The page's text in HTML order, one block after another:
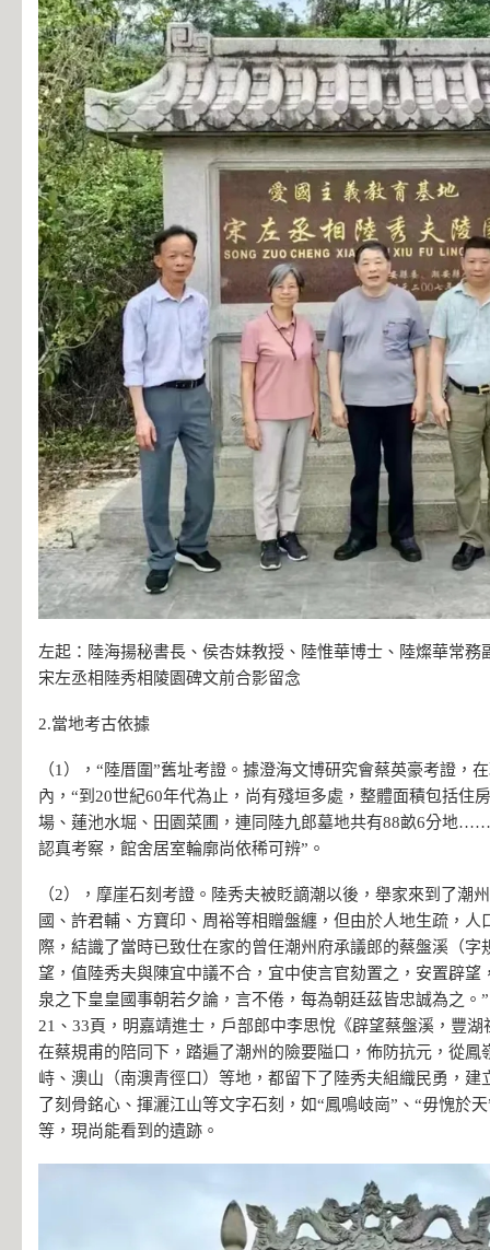
左起：陸海揚秘書長、侯杏妹教授、陸惟華博士、陸燦華常務
宋左丞相陸秀相陵園碑文前合影留念
2.當地考古依據
（1），“陸厝圍”舊址考證。據澄海文博研究會蔡英豪考證，
內，“到20世紀60年代為止，尚有殘垣多處，整體面積包括住
場、蓮池水堀、田園菜圃，連同陸九郎墓地共有88畝6分地
認真考察，館舍居室輪廓尚依稀可辨”。
（2），摩崖石刻考證。陸秀夫被貶謫潮以後，舉家來到了潮
國、許君輔、方寶印、周裕等相贈盤纏，但由於人地生疏，人
際，結識了當時已致仕在家的曾任潮州府承議郎的蔡盤溪（字
望，值陸秀夫與陳宜中議不合，宜中使言官劾置之，安置辟望
泉之下皇皇國事朝若夕論，言不倦，每為朝廷茲皆忠誠為之。
21、33頁，明嘉靖進士，戶部郎中李思悅《辟望蔡盤溪，豐
在蔡規甫的陪同下，踏遍了潮州的險要隘口，佈防抗元，從鳳
峙、澳山（南澳青徑口）等地，都留下了陸秀夫組織民勇，建
了刻骨銘心、揮灑江山等文字石刻，如“鳳鳴岐崗”、“毋愧於
等，現尚能看到的遺跡。